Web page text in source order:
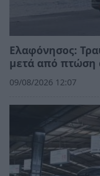
Ελαφόνησος:
μετά από πτώση
09/08/2026 12:07